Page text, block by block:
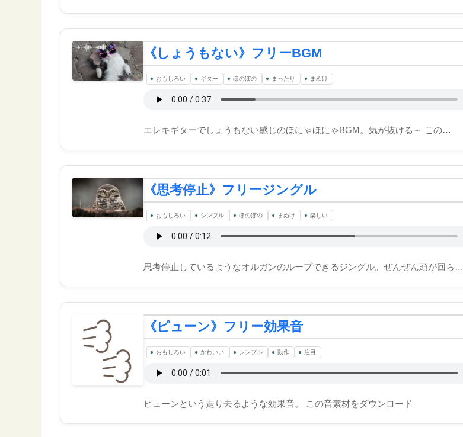
《しょうもない》フリーBGM
おもしろい ギター ほのぼの まったり まぬけ
エレキギターでしょうもない感じのほにゃほにゃBGM。気が抜ける～ この…
《思考停止》フリージングル
おもしろい シンプル ほのぼの まぬけ 楽しい
思考停止しているようなオルガンのループできるジングル。ぜんぜん頭が回ら…
《ピューン》フリー効果音
おもしろい かわいい シンプル 動作 注目
ピューンという走り去るような効果音。 この音素材をダウンロード